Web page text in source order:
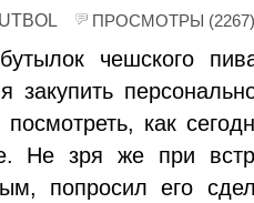
ПРОСМОТРЫ (2267)
чешского
закупить
как
Не зря же при
попросил его